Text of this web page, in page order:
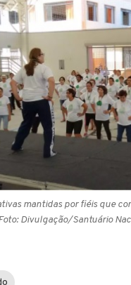
mantidas por fiéis que
Divulgação/Santuário